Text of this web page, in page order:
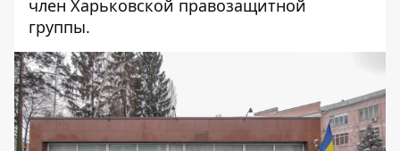
член Харьковской правозащитной
группы.